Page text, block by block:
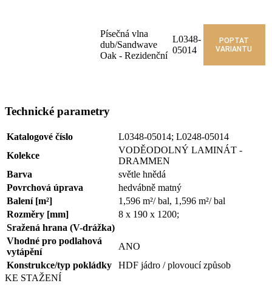
Písečná vlna
dub/Sandwave
Oak - Rezidenční
L0348-
05014
POPTAT
VARIANTU
Technické parametry
Katalogové číslo
L0348-05014; L0248-05014
Kolekce
VODĚODOLNÝ LAMINÁT -
DRAMMEN
Barva
světle hnědá
Povrchová úprava
hedvábně matný
Balení [m²]
1,596 m²/ bal, 1,596 m²/ bal
Rozměry [mm]
8 x 190 x 1200;
Sražená hrana (V-drážka)
Vhodné pro podlahová
vytápění
ANO
Konstrukce/typ pokládky
HDF jádro / plovoucí způsob
KE STAŽENÍ